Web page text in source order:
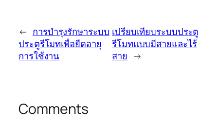
← การบำรุงรักษาระบบ
ประตูรีโมทเพื่อยืดอายุ
การใช้งาน
เปรียบเทียบระบบประตู
รีโมทแบบมีสายและไร้
สาย →
Comments